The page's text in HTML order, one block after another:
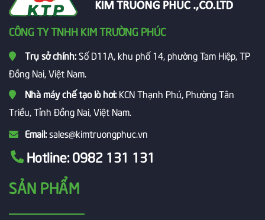
CÔNG TY TNHH KIM TRƯỜNG PHÚC
Trụ sở chính:Số D11A, khu phố 14, phường Tam Hiệp, TP
Đồng Nai, Việt Nam.
Nhà máy chế tạo lò hơi: KCN Thạnh Phú, Phường Tân
Triều, Tỉnh Đồng Nai, Việt Nam.
Email:sales@kimtruongphuc.vn
Hotline: 0982 131 131
SẢN PHẨM